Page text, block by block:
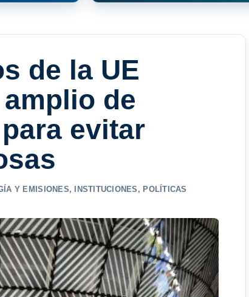
de la UE
de
evitar
Y EMISIONES, INSTITUCIONES , POLÍTICAS